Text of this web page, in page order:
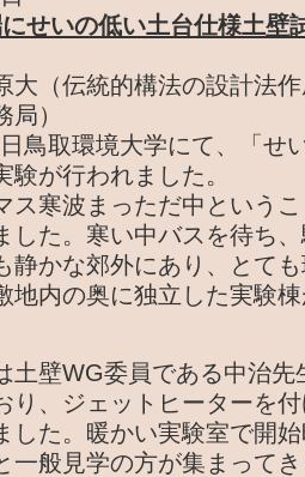
せいの低い土台仕様土壁
大（伝統的構法の設計法
）
鳥取環境大学にて、「せ
験が行われました。
ス寒波まっただ中という
した。寒い中バスを待ち
静かな郊外にあり、とて
地内の奥に独立した実験
土壁WG委員である中治
り、ジェットヒーターを
した。暖かい実験室で開
一般見学の方が集まって